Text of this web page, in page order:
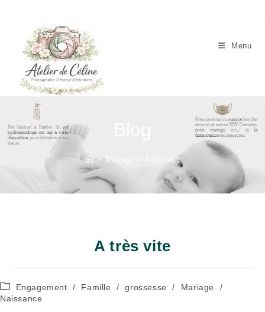
Menu
> Mariage A très vite
A très vite
Post
category:
Engagement / Famille / grossesse / Mariage
/
Naissance